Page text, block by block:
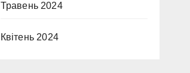
Травень 2024
Квітень 2024